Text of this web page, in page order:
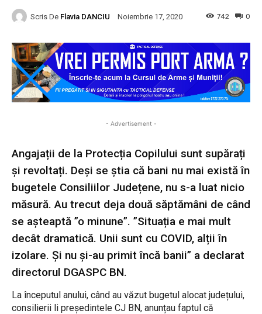
Scris De Flavia DANCIU Noiembrie 17, 2020 0
742
- Advertisement -
Angajații de la Protecția Copilului sunt supărați
și revoltați. Deși se știa că bani nu mai există în
bugetele Consiliilor Județene, nu s-a luat nicio
măsură. Au trecut deja două săptămâni de când
se așteaptă ”o minune”. ”Situația e mai mult
decât dramatică. Unii sunt cu COVID, alții în
izolare. Și nu și-au primit încă banii” a declarat
directorul DGASPC BN.
La începutul anului, când au văzut bugetul alocat județului,
consilierii li președintele CJ BN, anunțau faptul că